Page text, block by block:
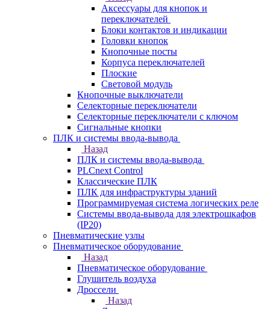
Аксессуары для кнопок и
переключателей
Блоки контактов и индикации
Головки кнопок
Кнопочные посты
Корпуса переключателей
Плоские
Световой модуль
Кнопочные выключатели
Селекторные переключатели
Селекторные переключатели с ключом
Сигнальные кнопки
ПЛК и системы ввода-вывода
Назад
ПЛК и системы ввода-вывода
PLCnext Control
Классические ПЛК
ПЛК для инфраструктуры зданий
Программируемая система логических реле
Системы ввода-вывода для электрошкафов
(IP20)
Пневматические узлы
Пневматическое оборудование
Назад
Пневматическое оборудование
Глушитель воздуха
Дроссели
Назад